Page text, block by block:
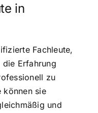
in
Fachleute,
die Erfahrung
zu
können sie
und